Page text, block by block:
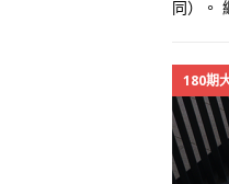
同）。
180期